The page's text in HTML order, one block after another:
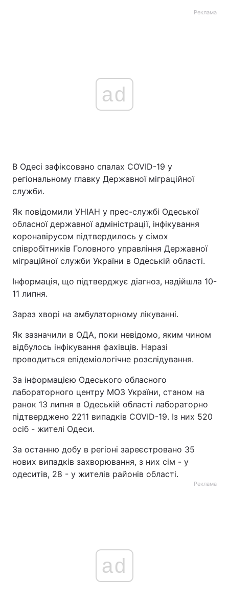
Реклама
ad
В Одесі зафіксовано спалах COVID-19 у
регіональному главку Державної міграційної
служби.
Як повідомили УНІАН у прес-службі Одеської
обласної державної адміністрації, інфікування
коронавірусом підтвердилось у сімох
співробітників Головного управління Державної
міграційної служби України в Одеській області.
Інформація, що підтверджує діагноз, надійшла 10-
11 липня.
Зараз хворі на амбулаторному лікуванні.
Як зазначили в ОДА, поки невідомо, яким чином
відбулось інфікування фахівців. Наразі
проводиться епідеміологічне розслідування.
За інформацією Одеського обласного
лабораторного центру МОЗ України, станом на
ранок 13 липня в Одеській області лабораторно
підтверджено 2211 випадків COVID-19. Із них 520
осіб - жителі Одеси.
За останню добу в регіоні зареєстровано 35
нових випадків захворювання, з них сім - у
одеситів, 28 - у жителів районів області.
Реклама
ad